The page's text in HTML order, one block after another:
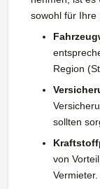
sowohl für Ihre
Region
sollten
von
Vermieter.